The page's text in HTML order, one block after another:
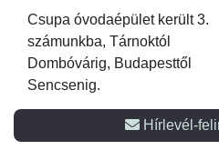
Csupa óvodaépület került 3.
számunkba, Tárnoktól
Dombóvárig, Budapesttől
Sencsenig.
Hírlevél-